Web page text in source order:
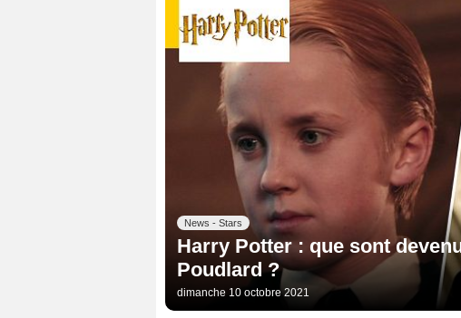
News - Stars
Harry Potter : que sont
Poudlard ?
dimanche 10 octobre 2021